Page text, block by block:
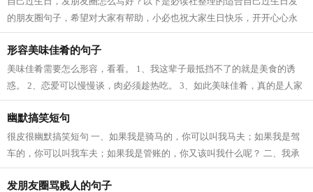
的朋友圈句子，希望对大家有帮助，小必也祝大家生日快乐，开开心心永
远幸福。 1、祝自己生日快乐！虽然是...
形容美味佳肴的句子
美味佳肴需要怎么形容，看看。 1、我这辈子最抵挡不了的就是美食的诱
惑。 2、恋爱可以慢慢谈，肉必须趁热吃。 3、如此美味佳肴，真的是人家
美味；这应该是我吃过的最好吃的美食...
幽默搞笑短句
很皮很幽默搞笑短句 一、如果我是骑马的，你可以叫我马夫；如果我是驾
车的，你可以叫我车夫；如果我是管账的，你又该叫我什么呢？ 二、我承
认有的时候太放纵自己。吃东西要到...
发朋友圈骂贱人的句子